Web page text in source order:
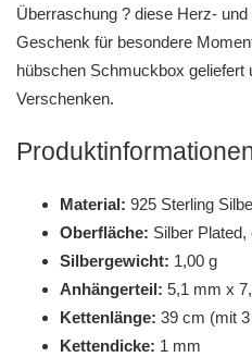
Überraschung ? diese Herz-
Geschenk für besondere
hübschen Schmuckbox geliefert
Verschenken.
Material: 925 Sterling
Oberfläche: Silber
Silbergewicht: 1,00 g
Anhängerteil: 5,1 mm x
Kettenlänge: 39 cm (mit
Kettendicke: 1 mm